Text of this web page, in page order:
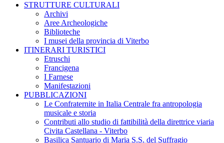
STRUTTURE CULTURALI
Archivi
Aree Archeologiche
Biblioteche
I musei della provincia di Viterbo
ITINERARI TURISTICI
Etruschi
Francigena
I Farnese
Manifestazioni
PUBBLICAZIONI
Le Confraternite in Italia Centrale fra antropologia
musicale e storia
Contributi allo studio di fattibilità della direttrice viaria
Civita Castellana - Viterbo
Basilica Santuario di Maria S.S. del Suffragio